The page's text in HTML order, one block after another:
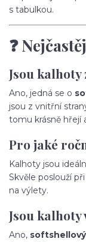
s tabulkou.
❓
Jsou kalhoty
Ano, jedná se o
jsou z vnitřní
tomu krásně hřejí
Pro jaké
Kalhoty jsou
Skvěle poslouží
na výlety.
Jsou kalhoty
Ano,